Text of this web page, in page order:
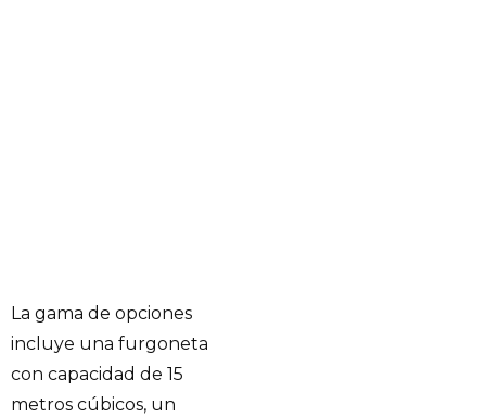
La gama de opciones
incluye una furgoneta
con capacidad de 15
metros cúbicos, un